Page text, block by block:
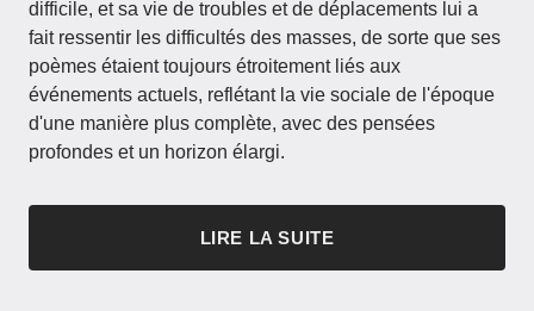
difficile, et sa vie de troubles et de déplacements lui a
fait ressentir les difficultés des masses, de sorte que ses
poèmes étaient toujours étroitement liés aux
événements actuels, reflétant la vie sociale de l'époque
d'une manière plus complète, avec des pensées
profondes et un horizon élargi.
LIRE LA SUITE